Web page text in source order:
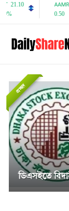
প্রচ্ছদ